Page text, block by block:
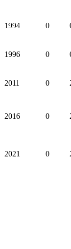
1994 0
1996 0
2011 0
2016 0
2021 0